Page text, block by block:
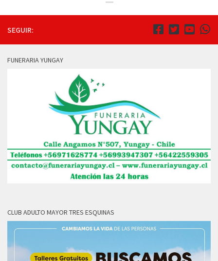
SEGUIR:
FUNERARIA YUNGAY
CLUB ADULTO MAYOR TRES ESQUINAS